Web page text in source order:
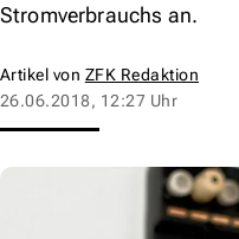
Stromverbrauchs an.
Artikel von ZFK Redaktion
26.06.2018, 12:27 Uhr